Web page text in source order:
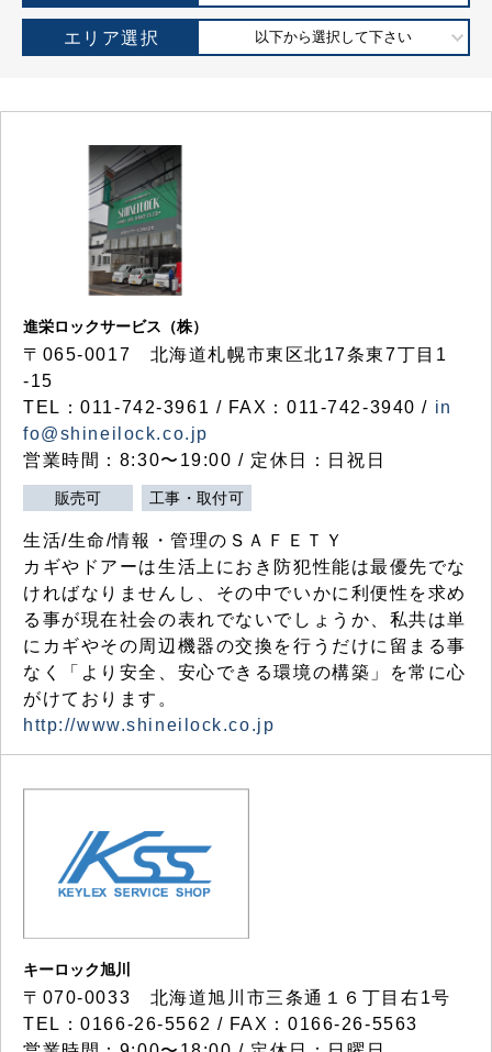
エリア選択 以下から選択して下さい
進栄ロックサービス（株）
〒065-0017 北海道札幌市東区北17条東7丁目1
-15
TEL：011-742-3961 / FAX：011-742-3940 / in
fo@shineilock.co.jp
営業時間：8:30〜19:00 / 定休日：日祝日
販売可 工事・取付可
生活/生命/情報・管理のＳＡＦＥＴＹ
カギやドアーは生活上におき防犯性能は最優先でな
ければなりませんし、その中でいかに利便性を求め
る事が現在社会の表れでないでしょうか、私共は単
にカギやその周辺機器の交換を行うだけに留まる事
なく「より安全、安心できる環境の構築」を常に心
がけております。
http://www.shineilock.co.jp
キーロック旭川
〒070-0033 北海道旭川市三条通１６丁目右1号
TEL：0166-26-5562 / FAX：0166-26-5563